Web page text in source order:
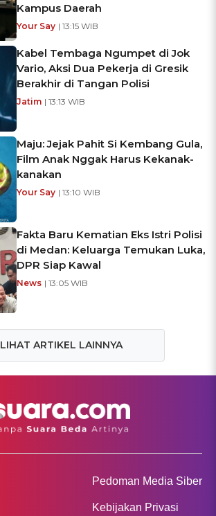
Kampus Daerah
Your Say | 13:15 WIB
Kabel Tembaga Ngumpet di Jok
Vario, Aksi Dua Pekerja di Gresik
Berakhir di Tangan Polisi
Jatim | 13:13 WIB
Maju: Jejak Pahit Si Kembang Gula,
Film Anak Nggak Harus Kekanak-
kanakan
Your Say | 13:10 WIB
Fakta Baru Kematian Eks Istri Polisi
di Medan: Keluarga Temukan Luka,
DPR Siap Kawal
News | 13:05 WIB
LIHAT ARTIKEL LAINNYA
Pedoman Media Siber
Kebijakan Privasi